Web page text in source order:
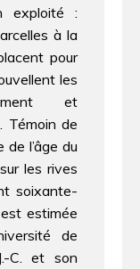
exploité :
à la
pour
les
et
Témoin de
l’âge du
les rives
soixante-
estimée
de
C. et son